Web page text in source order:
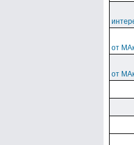
от
от